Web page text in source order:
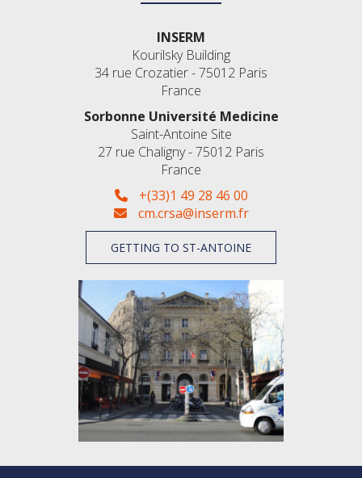
INSERM
Kourilsky Building
34 rue Crozatier - 75012 Paris
France
Sorbonne Université Medicine
Saint-Antoine Site
27 rue Chaligny - 75012 Paris
France
+(33)1 49 28 46 00
cm.crsa@inserm.fr
GETTING TO ST-ANTOINE